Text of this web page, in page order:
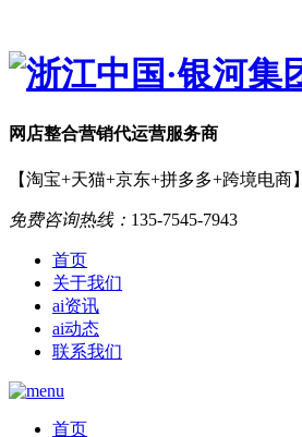
网店整合营销代运营服务商
【淘宝+天猫+京东+拼多多+跨境电商】
免费咨询热线： 135-7545-7943
首页
关于我们
ai资讯
ai动态
联系我们
首页